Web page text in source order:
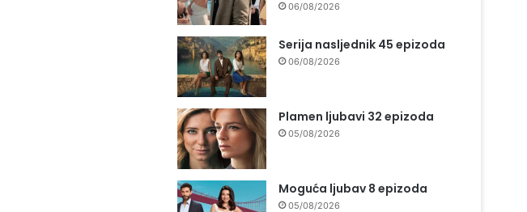
06/08/2026
Serija nasljednik 45 epizoda
06/08/2026
Plamen ljubavi 32 epizoda
05/08/2026
Moguća ljubav 8 epizoda
05/08/2026